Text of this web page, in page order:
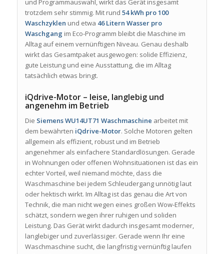
und Programmauswahl, wirkt das Gerät insgesamt
trotzdem sehr stimmig. Mit rund 54 kWh pro 100
Waschzyklen und etwa 46 Litern Wasser pro
Waschgang im Eco-Programm bleibt die Maschine im
Alltag auf einem vernünftigen Niveau. Genau deshalb
wirkt das Gesamtpaket ausgewogen: solide Effizienz,
gute Leistung und eine Ausstattung, die im Alltag
tatsächlich etwas bringt.
iQdrive-Motor – leise, langlebig und
angenehm im Betrieb
Die Siemens WU14UT71 Waschmaschine arbeitet mit
dem bewährten iQdrive-Motor. Solche Motoren gelten
allgemein als effizient, robust und im Betrieb
angenehmer als einfachere Standardlösungen. Gerade
in Wohnungen oder offenen Wohnsituationen ist das ein
echter Vorteil, weil niemand möchte, dass die
Waschmaschine bei jedem Schleudergang unnötig laut
oder hektisch wirkt. Im Alltag ist das genau die Art von
Technik, die man nicht wegen eines großen Wow-Effekts
schätzt, sondern wegen ihrer ruhigen und soliden
Leistung. Das Gerät wirkt dadurch insgesamt moderner,
langlebiger und zuverlässiger. Gerade wenn Ihr eine
Waschmaschine sucht, die langfristig vernünftig laufen